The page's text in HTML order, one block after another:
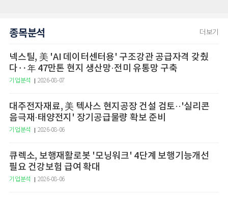
종목분석 더보기
넥스틸, 美 'AI 데이터센터용' 구조강관 공급자격 갖췄
다‥年 47만톤 현지 생산망·전미 유통망 구축
기업분석 2026-08-07
대주전자재료, 美 텍사스 현지공장 건설 검토··'실리콘
음극재·태양전지' 장기공급물량 확보 준비
기업분석 2026-08-06
큐렉소, 보행재활로봇 '모닝워크' 4단계 보행기능개선
필요 건강보험 급여 확대
기업분석 2026-08-06